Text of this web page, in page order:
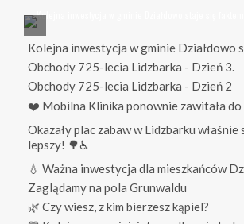
Kolejna inwestycja w gminie Działdowo
Obchody 725-lecia Lidzbarka - Dzień 3.
Obchody 725-lecia Lidzbarka - Dzień 2
❤️ Mobilna Klinika ponownie zawitała do
Okazały plac zabaw w Lidzbarku właśnie
lepszy! 🌳♿
💧 Ważna inwestycja dla mieszkańców
Zaglądamy na pola Grunwaldu
🌿 Czy wiesz, z kim bierzesz kąpiel?